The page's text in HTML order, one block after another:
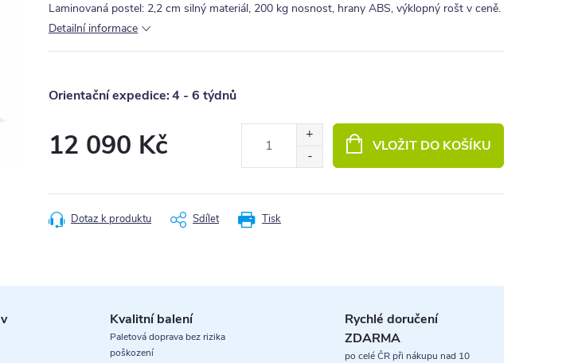
Laminovaná postel: 2,2 cm silný materiál, 200 kg nosnost, hrany ABS, výklopný rošt v ceně.
Detailní informace
4 - 6 týdnů
12 090 Kč VLOŽIT DO KOŠÍKU
Tisk
Dotaz k produktu Sdílet
Kvalitní balení
Paletová doprava bez rizika
poškození
Rychlé doručení
ZDARMA
po celé ČR při nákupu nad 10